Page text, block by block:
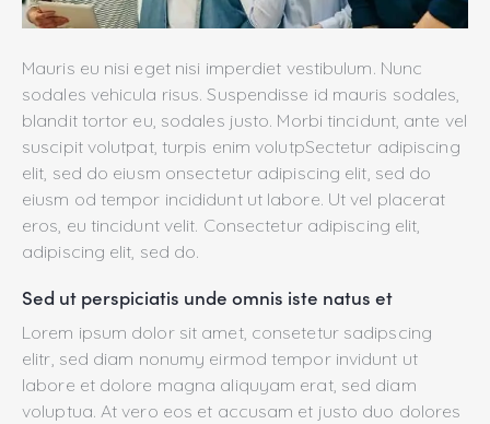
Mauris eu nisi eget nisi imperdiet vestibulum. Nunc
sodales vehicula risus. Suspendisse id mauris sodales,
blandit tortor eu, sodales justo. Morbi tincidunt, ante vel
suscipit volutpat, turpis enim volutpSectetur adipiscing
elit, sed do eiusm onsectetur adipiscing elit, sed do
eiusm od tempor incididunt ut labore. Ut vel placerat
eros, eu tincidunt velit. Consectetur adipiscing elit,
adipiscing elit, sed do.
Sed ut perspiciatis unde omnis iste natus et
Lorem ipsum dolor sit amet, consetetur sadipscing
elitr, sed diam nonumy eirmod tempor invidunt ut
labore et dolore magna aliquyam erat, sed diam
voluptua. At vero eos et accusam et justo duo dolores